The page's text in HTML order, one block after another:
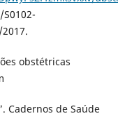
obstétricas
Cadernos de Saúde